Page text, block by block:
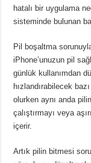
hatalı bir uygulama
sisteminde bulunan
Pil boşaltma
iPhone’unuzun pil
günlük kullanımdan
hızlandırabilecek
olurken aynı anda
çalıştırmayı veya
içerir.
Artık pilin bitmesi